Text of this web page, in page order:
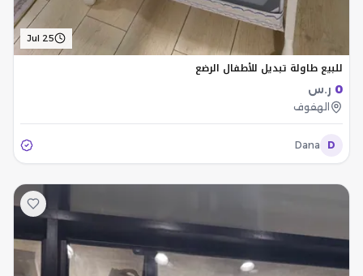
Jul 25
للبيع طاولة تبديل للأطفال الرضع
0 ر.س
الهفوف
D
Dana